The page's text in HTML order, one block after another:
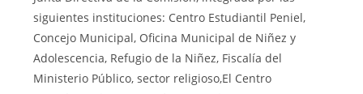
siguientes instituciones: Centro Estudiantil Peniel,
Concejo Municipal, Oficina Municipal de Niñez y
Adolescencia, Refugio de la Niñez, Fiscalía del
Ministerio Público, sector religioso,El Centro